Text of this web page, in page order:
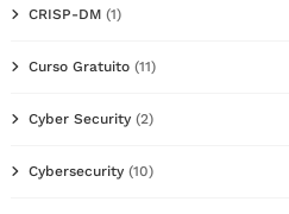
CRISP-DM (1)
Curso Gratuito (11)
Cyber Security (2)
Cybersecurity (10)